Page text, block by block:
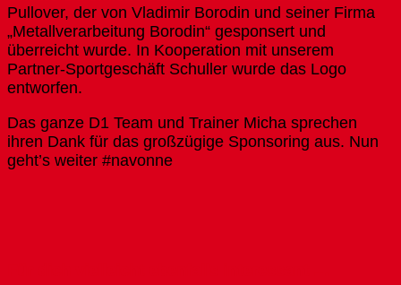
Pullover, der von Vladimir Borodin und seiner Firma
„Metallverarbeitung Borodin“ gesponsert und
überreicht wurde. In Kooperation mit unserem
Partner-Sportgeschäft Schuller wurde das Logo
entworfen.
Das ganze D1 Team und Trainer Micha sprechen
ihren Dank für das großzügige Sponsoring aus. Nun
geht’s weiter #navonne